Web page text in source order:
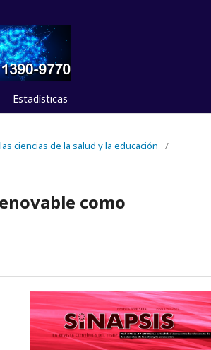
Estadísticas
ciencias de la salud y la educación
/
como